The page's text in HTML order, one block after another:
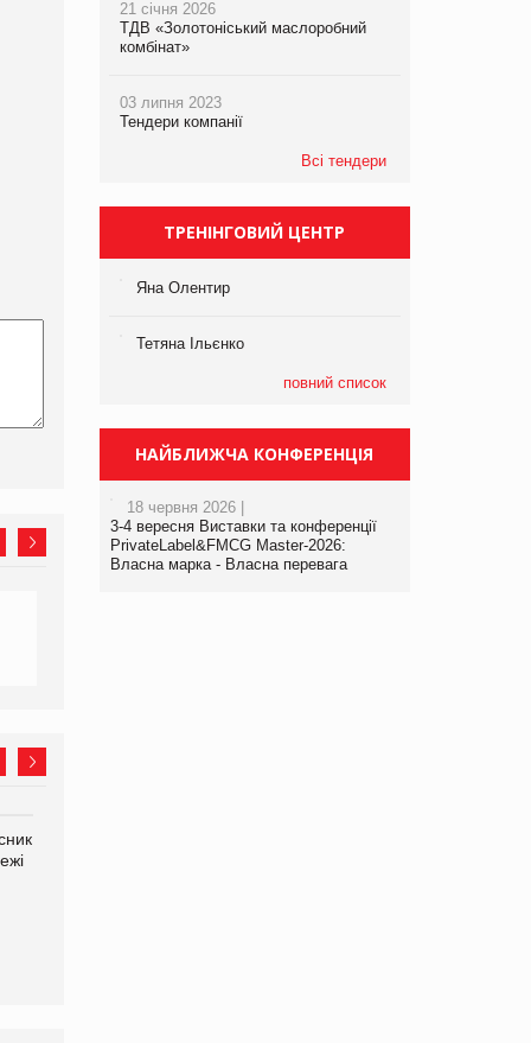
21 січня 2026
ТДВ «Золотоніський маслоробний
комбінат»
03 липня 2023
Тендери компанії
Всі тендери
ТРЕНІНГОВИЙ ЦЕНТР
Яна Олентир
Тетяна Ільєнко
повний список
НАЙБЛИЖЧА КОНФЕРЕНЦІЯ
18 червня 2026 |
3-4 вересня Виставки та конференції
PrivateLabel&FMCG Master-2026:
Власна марка - Власна перевага